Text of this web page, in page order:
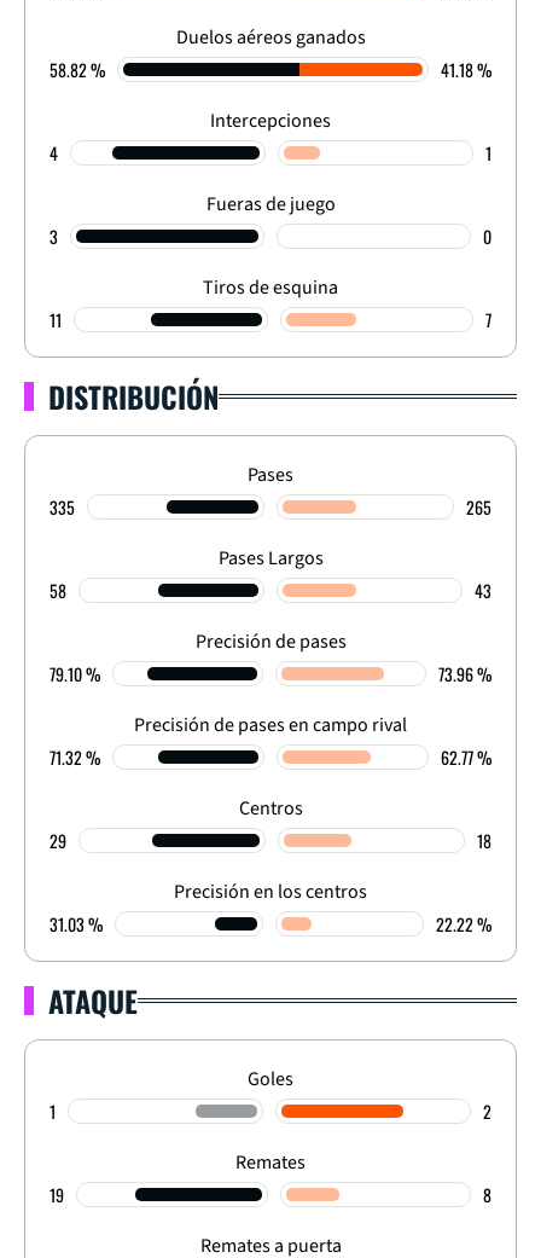
Duelos aéreos ganados
58.82 % 41.18 %
Intercepciones
4 1
Fueras de juego
3 0
Tiros de esquina
11 7
DISTRIBUCIÓN
Pases
335 265
Pases Largos
58 43
Precisión de pases
79.10 % 73.96 %
Precisión de pases en campo rival
71.32 % 62.77 %
Centros
29 18
Precisión en los centros
31.03 % 22.22 %
ATAQUE
Goles
1 2
Remates
19 8
Remates a puerta